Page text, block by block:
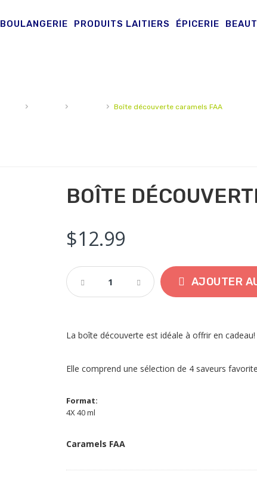
BOULANGERIE PRODUITS LAITIERS ÉPICERIE
› › › Boîte découverte caramels FAA
BOÎTE
$12.99
AJOUTER
La boîte découverte est idéale à offrir en cadeau!
Elle comprend une sélection de 4 saveurs
Format:
4X 40 ml
Caramels FAA